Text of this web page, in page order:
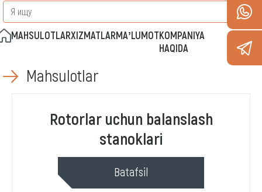
MAHSULOTLARXIZMATLARMAʼLUMOTKOMPANIYA
HAQIDA
21 yil
Mahsulotlar
Rotorlar uchun balanslash
stanoklari
Batafsil